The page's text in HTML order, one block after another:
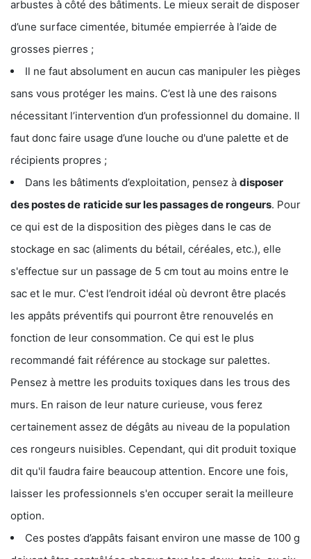
arbustes à côté des bâtiments. Le mieux serait de disposer
d’une surface cimentée, bitumée empierrée à l’aide de
grosses pierres ;
Il ne faut absolument en aucun cas manipuler les pièges
sans vous protéger les mains. C’est là une des raisons
nécessitant l’intervention d’un professionnel du domaine. Il
faut donc faire usage d’une louche ou d'une palette et de
récipients propres ;
Dans les bâtiments d’exploitation, pensez à disposer
des postes de raticide sur les passages de rongeurs. Pour
ce qui est de la disposition des pièges dans le cas de
stockage en sac (aliments du bétail, céréales, etc.), elle
s'effectue sur un passage de 5 cm tout au moins entre le
sac et le mur. C'est l’endroit idéal où devront être placés
les appâts préventifs qui pourront être renouvelés en
fonction de leur consommation. Ce qui est le plus
recommandé fait référence au stockage sur palettes.
Pensez à mettre les produits toxiques dans les trous des
murs. En raison de leur nature curieuse, vous ferez
certainement assez de dégâts au niveau de la population
ces rongeurs nuisibles. Cependant, qui dit produit toxique
dit qu'il faudra faire beaucoup attention. Encore une fois,
laisser les professionnels s'en occuper serait la meilleure
option.
Ces postes d’appâts faisant environ une masse de 100 g